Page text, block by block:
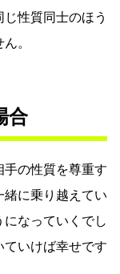
性質同士のほう
。
合
の性質を尊重す
に乗り越えてい
なっていくでし
ていけば幸せです